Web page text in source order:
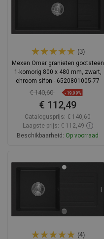
(3)
Mexen Omar granieten gootsteen
1-komorig 800 x 480 mm, zwart,
chroom sifon - 6520801005-77
€ 140,60 -19,99%
€ 112,49
Catalogusprijs: € 140,60
Laagste prijs: € 112,49
Beschikbaarheid: Op voorraad
(4)